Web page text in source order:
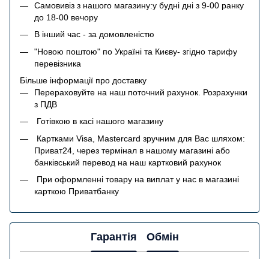
Самовивіз з нашого магазину:у будні дні з 9-00 ранку
до 18-00 вечору
В інший час - за домовленістю
"Новою поштою" по Україні та Києву- згідно тарифу
перевізника
Більше інформації про доставку
Перераховуйте на наш поточний рахунок. Розрахунки
з ПДВ
Готівкою в касі нашого магазину
Картками Visa, Mastercard зручним для Вас шляхом:
Приват24, через термінал в нашому магазині або
банківський перевод на наш картковий рахунок
При оформленні товару на виплат у нас в магазині
карткою Приватбанку
Гарантія Обмін